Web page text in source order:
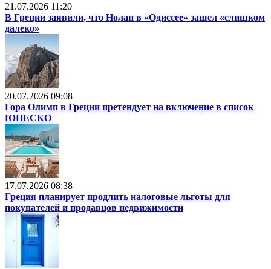
21.07.2026 11:20
В Греции заявили, что Нолан в «Одиссее» зашел «слишком
далеко»
20.07.2026 09:08
Гора Олимп в Греции претендует на включение в список
ЮНЕСКО
17.07.2026 08:38
Греция планирует продлить налоговые льготы для
покупателей и продавцов недвижимости